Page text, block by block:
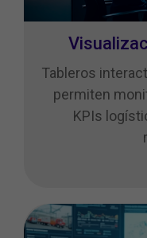
Tableros
permiten
KPIs